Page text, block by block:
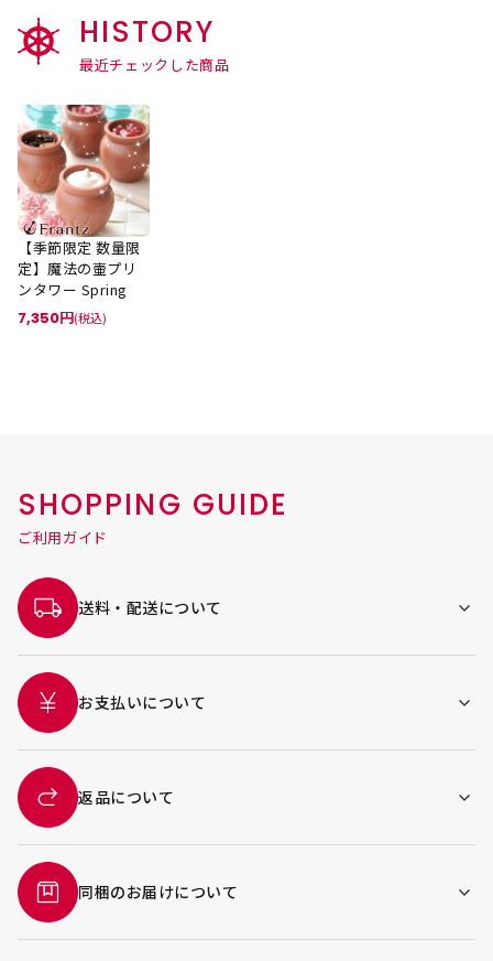
HISTORY
最近チェックした商品
【季節限定 数量限
定】魔法の壷プリ
ンタワー Spring
7,350
(税込)
SHOPPING GUIDE
ご利用ガイド
送料・配送について
お支払いについて
返品について
同梱のお届けについて